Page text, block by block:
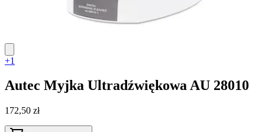
+1
Autec Myjka Ultradźwiękowa AU 28010
172,50 zł